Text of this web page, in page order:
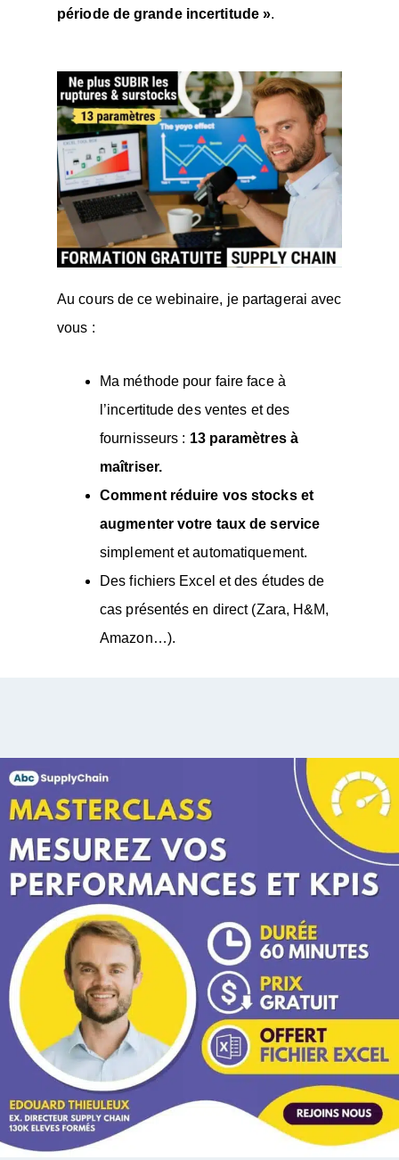
période de grande incertitude ».
Au cours de ce webinaire, je partagerai avec
vous :
Ma méthode pour faire face à
l’incertitude des ventes et des
fournisseurs : 13 paramètres à
maîtriser.
Comment réduire vos stocks et
augmenter votre taux de service
simplement et automatiquement.
Des fichiers Excel et des études de
cas présentés en direct (Zara, H&M,
Amazon…).